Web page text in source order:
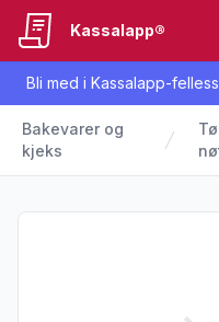
Bli med i Kassalapp-
Kassalapp®
Bakevarer og
kjeks